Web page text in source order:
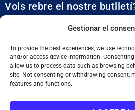
Gestionar el
To provide the best experiences, we use
and/or access device information. Consenting
allow us to process data such as browsing
site. Not consenting or withdrawing consent,
features and functions.
Vols rebre el nostre